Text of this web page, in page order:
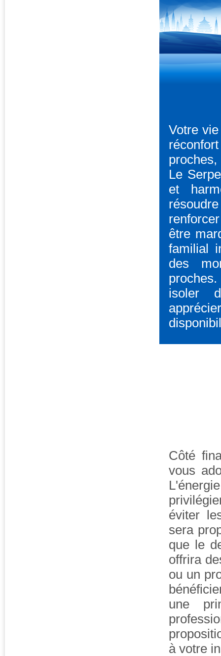
Votre
Le
et
être
familial
des
isoler
Côté
vous
éviter
sera
que le
offrira
ou un
une
à votre